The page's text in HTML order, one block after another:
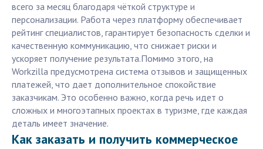
всего за месяц благодаря чёткой структуре и
персонализации. Работа через платформу обеспечивает
рейтинг специалистов, гарантирует безопасность сделки и
качественную коммуникацию, что снижает риски и
ускоряет получение результата.Помимо этого, на
Workzilla предусмотрена система отзывов и защищенных
платежей, что дает дополнительное спокойствие
заказчикам. Это особенно важно, когда речь идет о
сложных и многоэтапных проектах в туризме, где каждая
деталь имеет значение.
Как заказать и получить коммерческое